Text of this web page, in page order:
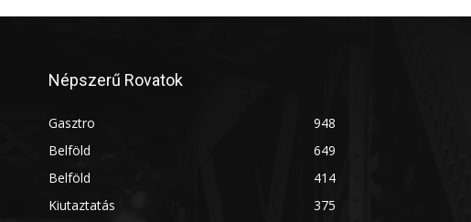
Népszerű Rovatok
Gasztro
948
Belföld
649
Belföld
414
Kiutaztatás
375